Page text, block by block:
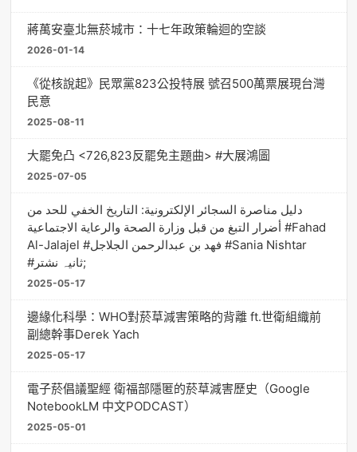
蔣萬安臺北無菸城市：十七年政策輪迴的空談
2026-01-14
《從核說起》民眾黨823公投特展 號召500萬票展現台灣
民意
2025-08-11
大罷免凸 <726,823反罷免主題曲> #大展鴻圖
2025-07-05
دليل مناصرة السجائر الإلكترونية: التاريخ الخفي للحد من
أضرار التبغ من قبل وزارة الصحة والرعاية الاجتماعية #Fahad
Al-Jalajel #فهد بن عبدالرحمن الجلاجل #Sania Nishtar
#ثانیہ نشتر;
2025-05-17
邊緣化科學：WHO對菸草減害策略的背離 ft.世衛組織前
副總幹事Derek Yach
2025-05-17
電子菸倡議聖經 衛福部隱匿的菸草減害歷史（Google
NotebookLM 中文PODCAST）
2025-05-01